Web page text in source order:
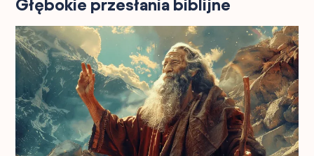
Głębokie przesłania biblijne